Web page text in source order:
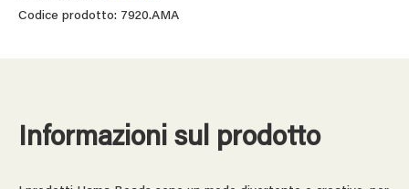
Codice prodotto: 7920.AMA
Informazioni sul prodotto